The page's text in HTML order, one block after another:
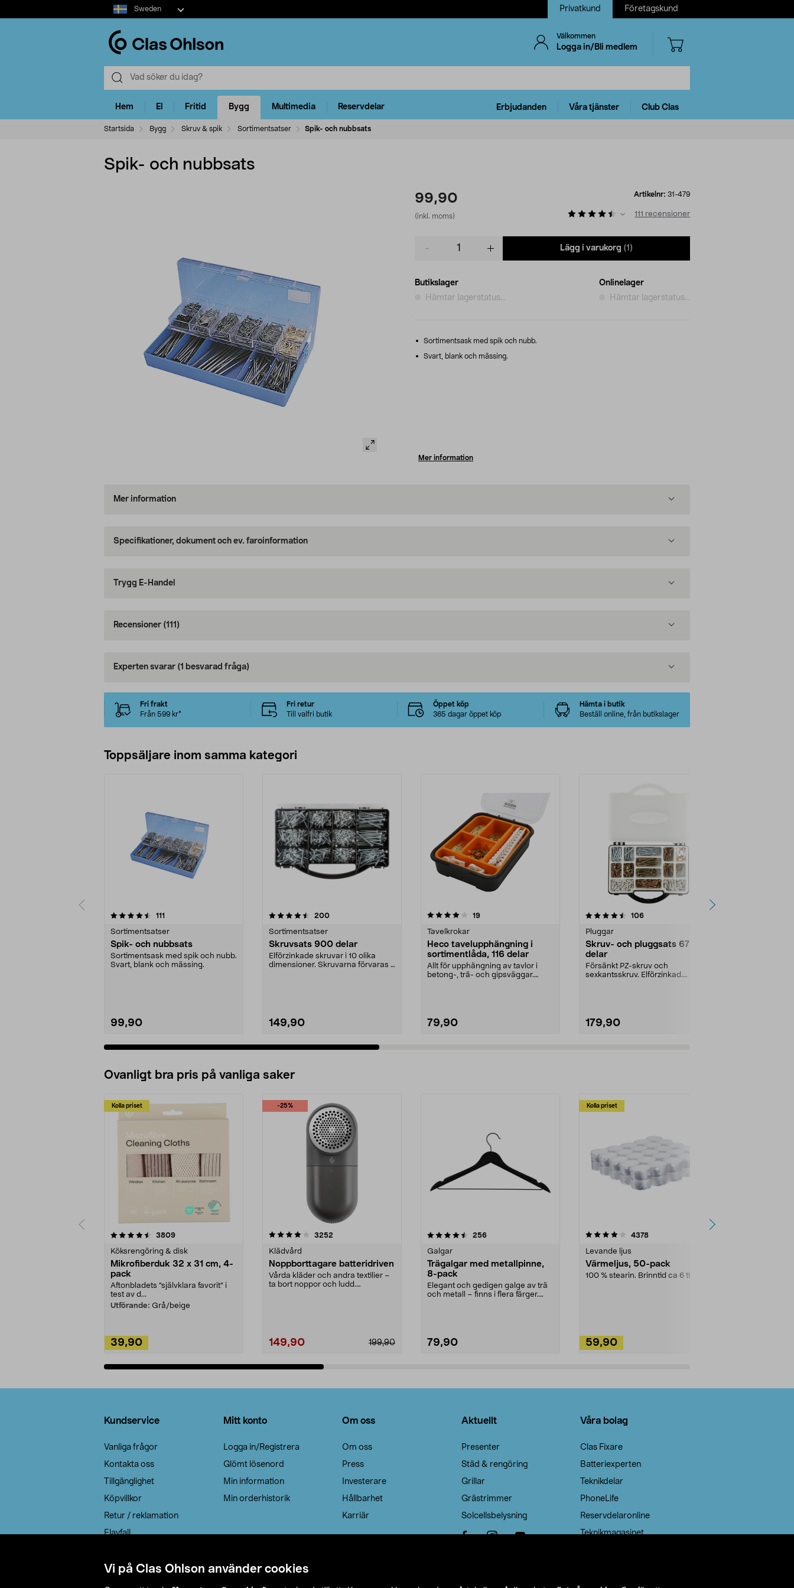
Vi på Clas Ohlson använder cookies
Select
market
Sweden Privatkund Företagskund
Välkommen
Logga in/Bli medlem
Hem El Fritid Bygg Multimedia Reservdelar Erbjudanden Våra tjänster Club Clas
Startsida Bygg Skruv & spik Sortimentsatser Spik- och nubbsats
Spik- och nubbsats
99,90
(inkl. moms)
Artikelnr: 31-479
111 recensioner
Lägg i varukorg (1)
Butikslager
Hämtar lagerstatus...
Onlinelager
Hämtar lagerstatus...
Sortimentsask med spik och nubb.
Svart, blank och mässing.
Mer information
Mer information
Specifikationer, dokument och ev. faroinformation
Trygg E-Handel
Recensioner (111)
Experten svarar (1 besvarad fråga)
Fri frakt
Från 599 kr*
Fri retur
Till valfri butik
Öppet köp
365 dagar öppet köp
Hämta i butik
Beställ online, från butikslager
Toppsäljare inom samma kategori
111
Sortimentsatser
Spik- och nubbsats
Sortimentsask med spik och nubb.
Svart, blank och mässing.
99,90
4.5 av 5 stjärnor 200recensioner
Sortimentsatser
Skruvsats 900 delar
Elförzinkade skruvar i 10 olika
dimensioner. Skruvarna förvaras i
149,90
4.0 av 5 stjärnor 19recensioner
Tavelkrokar
Heco tavelupphängning i
sortimentlåda, 116 delar
Allt för upphängning av tavlor i
betong-, trä- och gipsväggar.
79,90
4.5 av 5 stjärnor 106recensioner
Pluggar
Skruv- och pluggsats 670
delar
Försänkt PZ-skruv och
sexkantsskruv. Elförzinkad.
179,90
4.5 av 5 stjärnor
Ovanligt bra pris på vanliga saker
Kolla priset
3809recensioner
Köksrengöring & disk
Mikrofiberduk 32 x 31 cm, 4-
pack
Aftonbladets "självklara favorit” i
test av d...
Utförande: Grå/beige
39,90
-25%
4.0av 5 stjärnor 3252
Klädvård
Noppborttagare batteridriven
Vårda kläder och andra textilier –
ta bort noppor och ludd.
199,90
149,90
4.5av 5 stjärnor 256recensioner
Galgar
Trägalgar med metallpinne,
8-pack
Elegant och gedigen galge av trä
och metall – finns i flera färger.
79,90
Kolla priset
4.0av 5 stjärnor 4378recensioner
Levande ljus
Värmeljus, 50-pack
100 % stearin. Brinntid ca 6 tim.
59,90
4.5av 5 stjärnor
Kundservice
Vanliga frågor
Kontakta oss
Tillgänglighet
Köpvillkor
Retur / reklamation
Elavfall
Leveransalternativ
Mitt konto
Logga in/Registrera
Glömt lösenord
Min information
Min orderhistorik
Om oss
Om oss
Press
Investerare
Hållbarhet
Karriär
Aktuellt
Presenter
Städ & rengöring
Grillar
Grästrimmer
Solcellsbelysning
Våra bolag
Clas Fixare
Batteriexperten
Teknikdelar
PhoneLife
Reservdelaronline
Teknikmagasinet